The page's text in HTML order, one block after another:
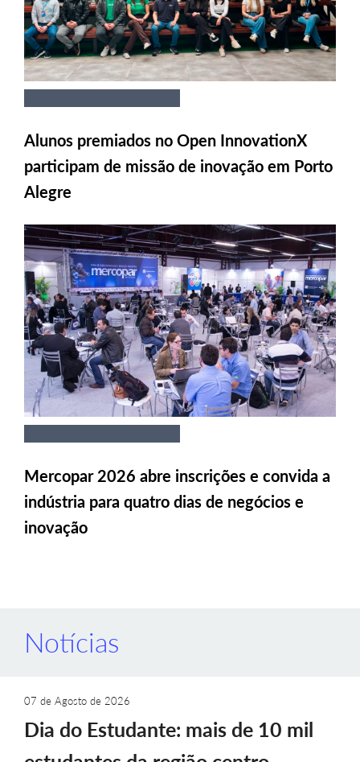
Alunos premiados no Open InnovationX
participam de missão de inovação em Porto
Alegre
Mercopar 2026 abre inscrições e convida a
indústria para quatro dias de negócios e
inovação
Notícias
07 de Agosto de 2026
Dia do Estudante: mais de 10 mil